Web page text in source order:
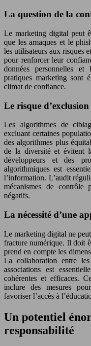
La question de la
Le marketing digital peut
que les arnaques et le
les utilisateurs aux risques
pour renforcer leur
données personnelles
pratiques marketing sont
climat de confiance.
Le risque
Les algorithmes de
excluant certaines
des algorithmes plus
de la diversité et évitent
développeurs et des
algorithmiques est
l’information. L’audit
mécanismes de
négatifs.
La nécessité d’une
Le marketing digital ne
fracture numérique. Il doit
prend en compte les
La collaboration entre
associations est
cohérentes et efficaces.
inclure des mesures
favoriser l’accès à
Un potentiel
responsabilité